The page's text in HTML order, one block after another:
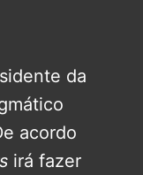
da
acordo
irá fazer